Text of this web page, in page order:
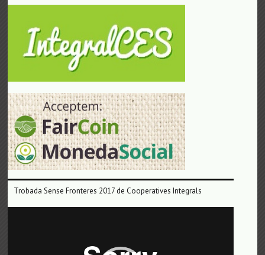
Trobada Sense Fronteres 2017 de Cooperatives Integrals